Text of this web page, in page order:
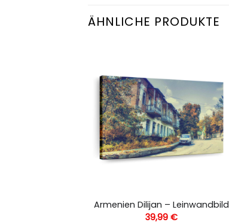
ÄHNLICHE PRODUKTE
Armenien Dilijan – Leinwandbild
39,99€